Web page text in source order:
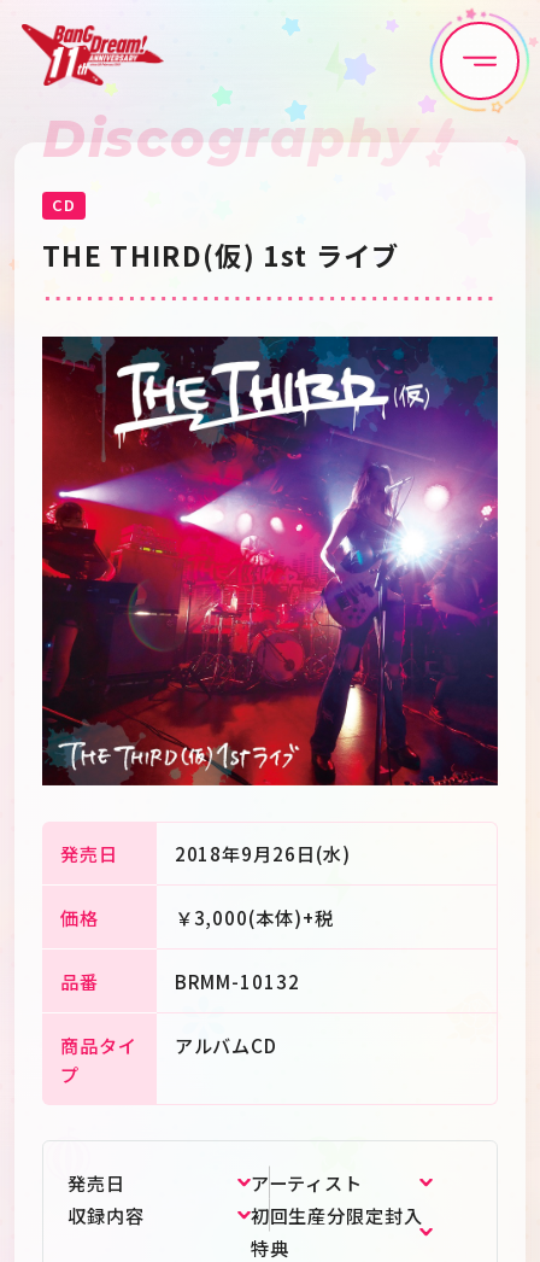
Home News
Live•Event
Game Media
Schedule About
Goods
Discography
CD
THE THIRD(仮) 1st ライブ
発売日 2018年9月26日(水)
価格 ￥3,000(本体)+税
品番 BRMM-10132
商品タイ
プ
アルバムCD
発売日
アーティスト
収録内容
初回生産分限定封入
特典